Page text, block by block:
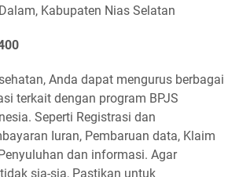
Kabupaten Nias Selatan
Anda dapat mengurus berbagai
terkait dengan program BPJS
Seperti Registrasi dan
Iuran, Pembaruan data, Klaim
dan informasi. Agar
sia-sia, Pastikan untuk